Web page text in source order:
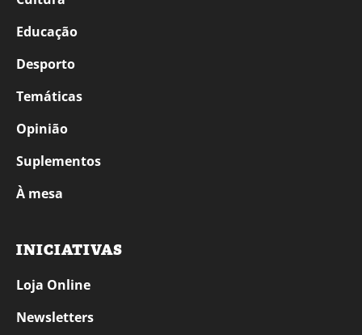
Educação
Desporto
Temáticas
Opinião
Suplementos
À mesa
INICIATIVAS
Loja Online
Newsletters